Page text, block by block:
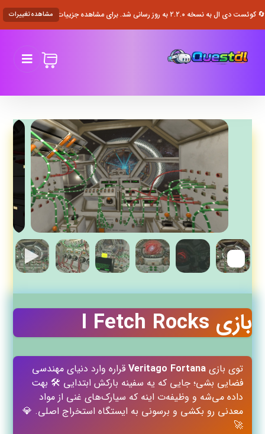
🔄 کوئست دی ال به نسخه ۲.۲.۰ به روز رسانی شد. برای مشاهده جزییات کلیک کنید. مشاهده تغییرات
بازی I Fetch Rocks
توی بازیVeritago Fortana قراره وارد دنیای مهندسی
فضایی بشی؛ جایی که یه سفینه بارکش ابتدایی 🛠️ بهت
داده می‌شه و وظیفه‌ت اینه که سیارک‌های غنی از مواد
معدنی رو بکشی و برسونی به ایستگاه استخراج اصلی. 💎
🚀